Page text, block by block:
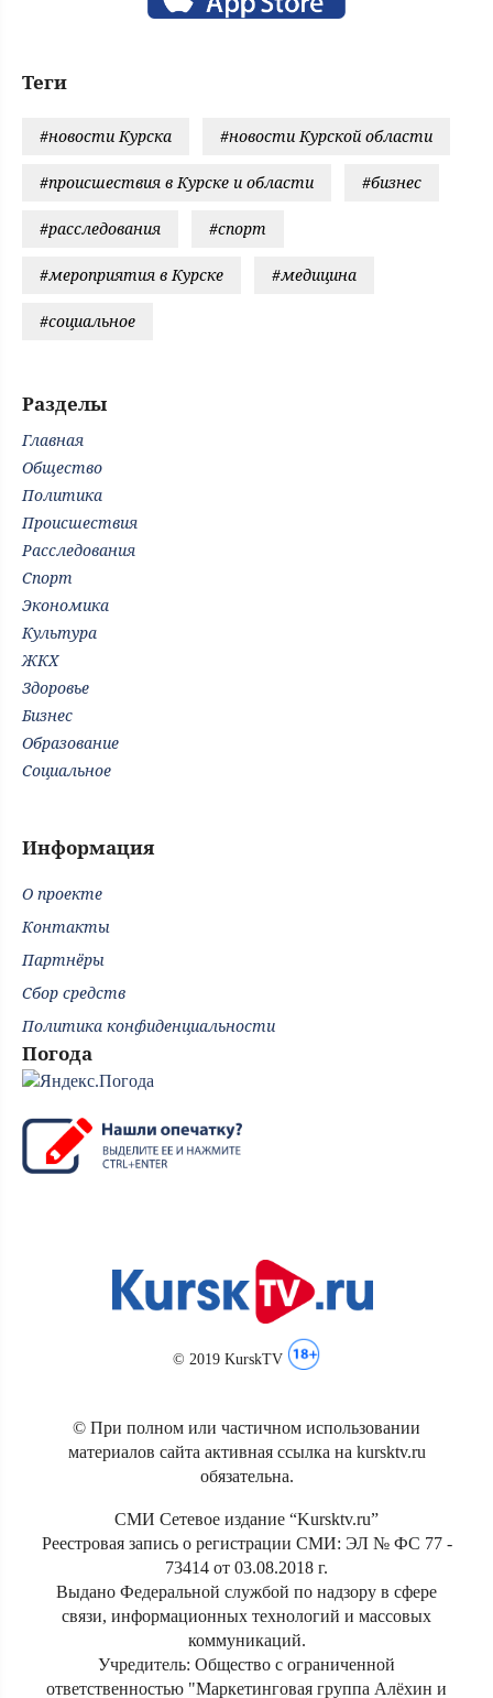
Теги
#новости Курска #новости Курской области
#происшествия в Курске и области #бизнес
#расследования #спорт
#мероприятия в Курске #медицина
#социальное
Разделы
Главная
Общество
Политика
Происшествия
Расследования
Спорт
Экономика
Культура
ЖКХ
Здоровье
Бизнес
Образование
Социальное
Информация
О проекте
Контакты
Партнёры
Сбор средств
Политика конфиденциальности
Погода
© 2019 KurskTV
© При полном или частичном использовании
материалов сайта активная ссылка на kursktv.ru
обязательна.
СМИ Сетевое издание “Kursktv.ru”
Реестровая запись о регистрации СМИ: ЭЛ № ФС 77 -
73414 от 03.08.2018 г.
Выдано Федеральной службой по надзору в сфере
связи, информационных технологий и массовых
коммуникаций.
Учредитель: Общество с ограниченной
ответственностью "Маркетинговая группа Алёхин и